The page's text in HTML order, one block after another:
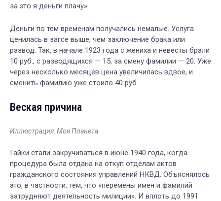
за это я деньги плачу».
Деньги по тем временам получались немалые. Услуга
ценилась в загсе выше, чем заключение брака или
развод. Так, в начале 1923 года с жениха и невесты брали
10 руб., с разводящихся — 15, за смену фамилии — 20. Уже
через несколько месяцев цена увеличилась вдвое, и
сменить фамилию уже стоило 40 руб.
Веская причина
Иллюстрация: Моя Планета
Гайки стали закручиваться в июне 1940 года, когда
процедура была отдана на откуп отделам актов
гражданского состояния управлений НКВД. Объяснялось
это, в частности, тем, что «перемены имен и фамилий
затрудняют деятельность милиции». И вплоть до 1991